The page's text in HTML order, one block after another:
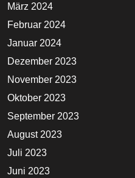
März 2024
Februar 2024
Januar 2024
Dezember 2023
November 2023
Oktober 2023
September 2023
August 2023
Juli 2023
Juni 2023